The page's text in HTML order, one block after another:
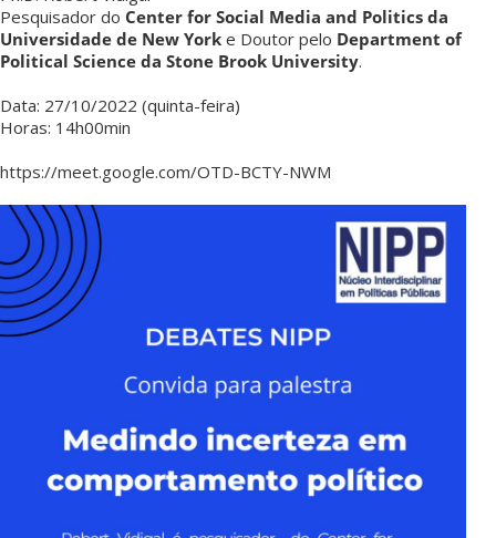
Pesquisador do Center for Social Media and Politics da
Universidade de New York e Doutor pelo Department of
Political Science da Stone Brook University.
Data: 27/10/2022 (quinta-feira)
Horas: 14h00min
https://meet.google.com/OTD-BCTY-NWM